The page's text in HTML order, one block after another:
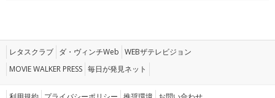
レタスクラブ ダ・ヴィンチWeb WEBザテレビジョン
MOVIE WALKER PRESS 毎日が発見ネット